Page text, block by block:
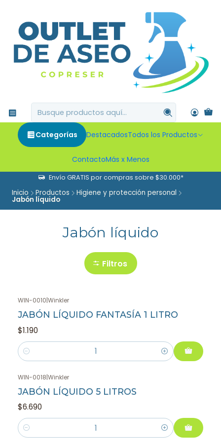
Categorías DestacadosTodos los Productos
ContactoMás x Menos
Envío GRATIS por compras sobre $30.000*
Inicio Productos Higiene y protección personal
Jabón líquido
Jabón líquido
Filtros
WIN-0010|Winkler
JABÓN LÍQUIDO FANTASÍA 1 LITRO
$1.190
Cantidad
WIN-0018|Winkler
JABÓN LÍQUIDO 5 LITROS
$6.690
Cantidad